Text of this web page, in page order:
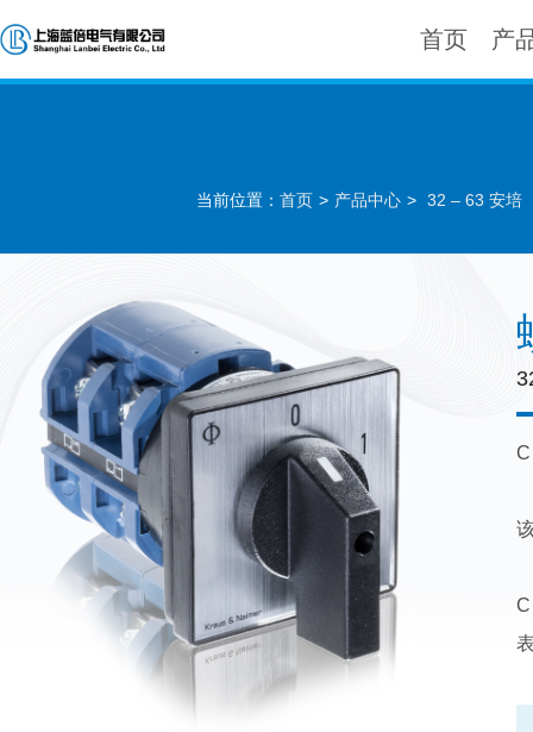
首页 产
当前位置： 首页 > 产品中心 > 32 – 63 安培